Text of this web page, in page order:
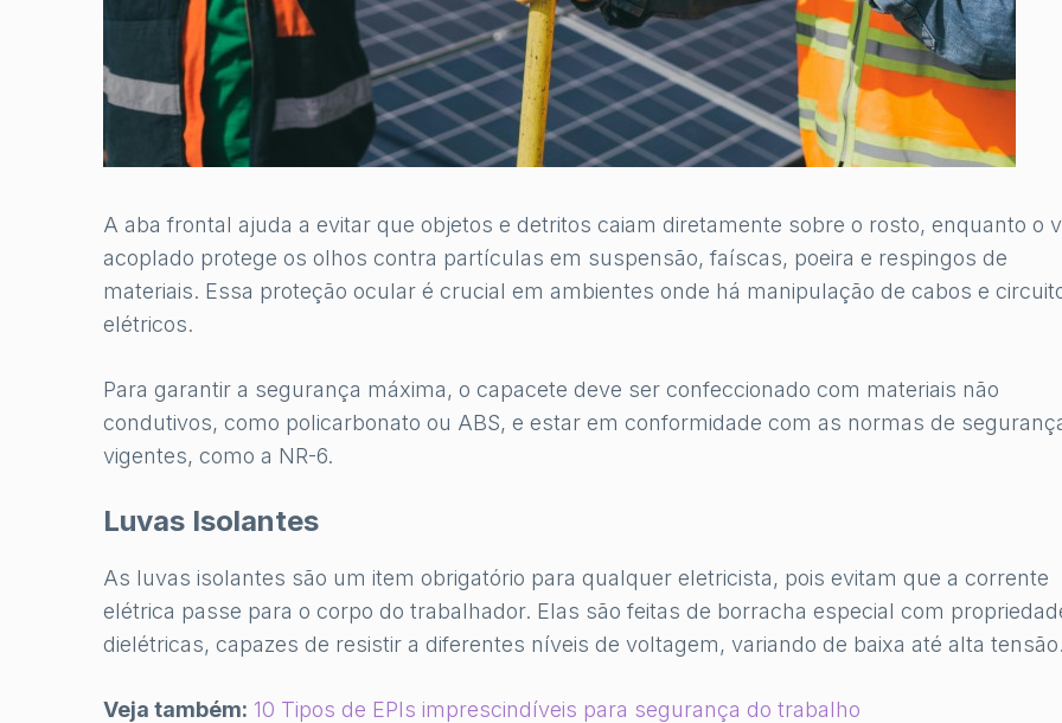
A aba frontal ajuda a evitar que objetos e detritos caiam diretamente sobre o rosto, enquanto o
acoplado protege os olhos contra partículas em suspensão, faíscas, poeira e respingos de
materiais. Essa proteção ocular é crucial em ambientes onde há manipulação de cabos e
elétricos.
Para garantir a segurança máxima, o capacete deve ser confeccionado com materiais não
condutivos, como policarbonato ou ABS, e estar em conformidade com as normas de
vigentes, como a NR-6.
Luvas Isolantes
As luvas isolantes são um item obrigatório para qualquer eletricista, pois evitam que a corrente
elétrica passe para o corpo do trabalhador. Elas são feitas de borracha especial com
dielétricas, capazes de resistir a diferentes níveis de voltagem, variando de baixa até alta
Veja também: 10 Tipos de EPIs imprescindíveis para segurança do trabalho